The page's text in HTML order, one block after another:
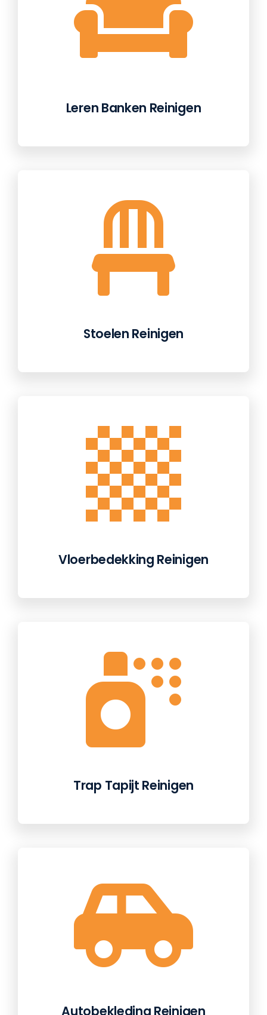
Leren Banken Reinigen
Stoelen Reinigen
Vloerbedekking Reinigen
Trap Tapijt Reinigen
Autobekleding Reinigen